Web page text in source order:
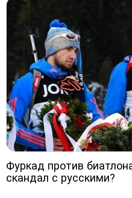
Фуркад против
скандал с русскими?